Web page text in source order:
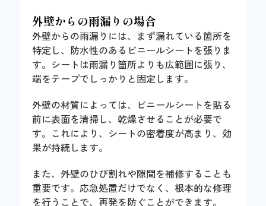
外壁からの雨漏りの場合
外壁からの雨漏りには、まず漏れている箇所を
特定し、防水性のあるビニールシートを張りま
す。シートは雨漏り箇所よりも広範囲に張り、
端をテープでしっかりと固定します。
外壁の材質によっては、ビニールシートを貼る
前に表面を清掃し、乾燥させることが必要で
す。これにより、シートの密着度が高まり、効
果が持続します。
また、外壁のひび割れや隙間を補修することも
重要です。応急処置だけでなく、根本的な修理
を行うことで、再発を防ぐことができます。